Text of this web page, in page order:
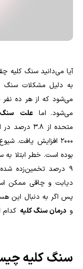
آیا می‌دانید سنگ کلیه
به دلیل مشکلات سنگ
می‌شود که از هر ده
می‌شود. اما علت
9 درصد تخمین‌زده
دیابت و چاقی ممکن
پس اگر به دنبال این
و درمان سنگ کلیه کدام
سنگ کلیه